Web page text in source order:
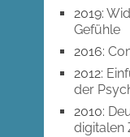
2019:
Gefühle
2016:
2012:
der
2010:
digitalen